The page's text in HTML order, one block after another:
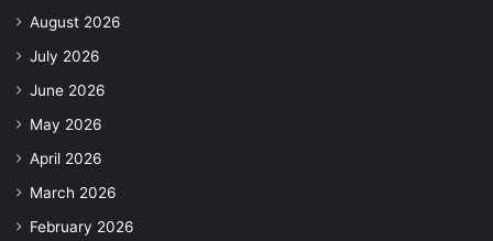
August 2026
July 2026
June 2026
May 2026
April 2026
March 2026
February 2026